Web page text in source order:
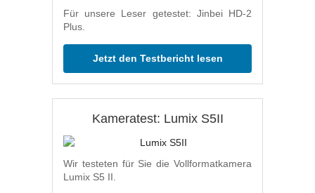
Für unsere Leser getestet: Jinbei HD-2
Plus.
Jetzt den Testbericht lesen
Kameratest: Lumix S5II
Wir testeten für Sie die Vollformatkamera
Lumix S5 II.